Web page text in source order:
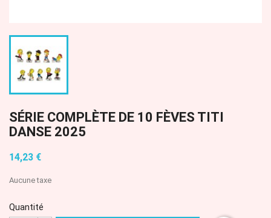
SÉRIE COMPLÈTE DE 10 FÈVES TITI
DANSE 2025
14,23 €
Aucune taxe
Quantité